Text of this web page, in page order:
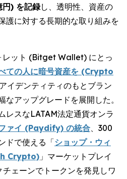
) を記録し、透明性、資産の
護に対する長期的な取り組みを
レット (Bitget Wallet) にとっ
ての人に暗号資産を (Crypto
イデンティティのもとブラン
なアップグレードを展開した。
レスなLATAM法定通貨オンラ
ァイ (Paydify) の統合、300
ドで使える「ショップ・ウィ
Crypto) 」マーケットプレイ
ェーンでトークンを発見しワ